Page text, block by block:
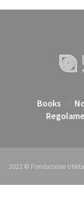
Books
2022 © Fondazione